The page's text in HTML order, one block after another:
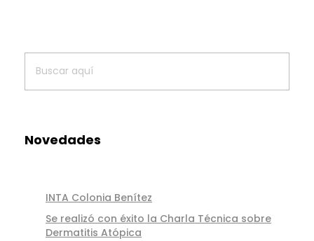
V
e
Novedades
INTA Colonia Benítez
Se realizó con éxito la Charla Técnica sobre
Dermatitis Atópica